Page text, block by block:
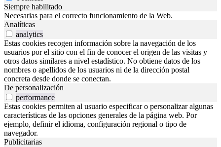
Siempre habilitado
Necesarias para el correcto funcionamiento de la Web.
Analíticas
analytics
Estas cookies recogen información sobre la navegación de los
usuarios por el sitio con el fin de conocer el origen de las visitas y
otros datos similares a nivel estadístico. No obtiene datos de los
nombres o apellidos de los usuarios ni de la dirección postal
concreta desde donde se conectan.
De personalización
performance
Estas cookies permiten al usuario especificar o personalizar algunas
características de las opciones generales de la página web. Por
ejemplo, definir el idioma, configuración regional o tipo de
navegador.
Publicitarias